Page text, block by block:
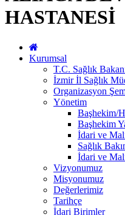
HASTANESİ
Kurumsal
T.C. Sağlık
İzmir İl Sağlık
Organizasyon
Yönetim
Başhekim/
Başhekim
İdari ve
Sağlık
İdari ve
Vizyonumuz
Misyonumuz
Değerlerimiz
Tarihçe
İdari Birimler